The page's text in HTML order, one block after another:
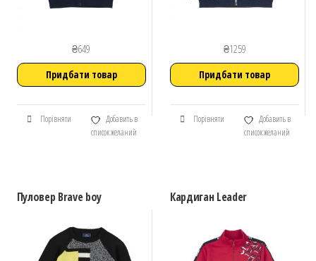
₴649
Придбати товар
Порівняти
Добавить в
список желаний
₴1259
Придбати товар
Порівняти
Добавить в
список желаний
Пуловер Brave boy Кардиган Leader